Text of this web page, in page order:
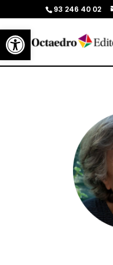
Abrir barra de herramientas
93 246 40 02